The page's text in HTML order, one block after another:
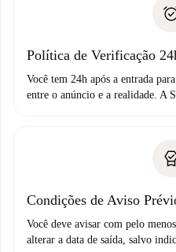
Débito direto
não comunicar nenhum
Política de Verificação
Você tem 24h após a entrada
entre o anúncio e a realidade. A
Condições de Aviso
Você deve avisar com pelo
alterar a data de saída, salvo